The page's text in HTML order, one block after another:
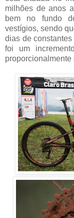
milhões de anos
bem no fundo
vestígios, sendo
dias de
foi um